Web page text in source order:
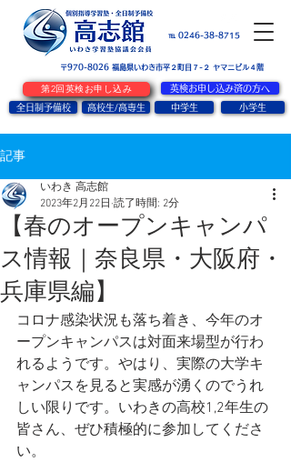
℡ 0246-38-8715
〒970-8026 ​福島県いわき市平２町目７-２ ヤマニビル４階
全日制予備校 高校生/高専生 中学生 小学生
英検お申し込み済の方へ
第2回英検お申し込み
記事
【春のオープンキャンパ
ス情報｜奈良県・大阪府・
兵庫県編】
いわき 高志館
2023年2月22日 読了時間: 2分
コロナ感染状況も落ち着き、今年のオ
ープンキャンパスは対面来場型が行わ
れるようです。やはり、実際の大学キ
ャンパスを見ると実感が湧くのでうれ
しい限りです。いわきの高校1,2年生の
皆さん、ぜひ積極的に参加してくださ
い。